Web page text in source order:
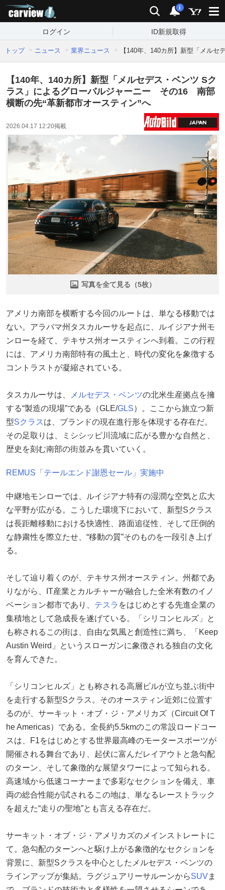
検索 通知
i
ログイン ID新規取得
トップ ニュース 業界ニュース 【140年、140カ所】新型「メル
【140年、140カ所】新型「メルセデス・ベンツ Sク
ラス」によるグローバルジャーニー その16 南部
横断の先“革新都市オースティン”へ
2026.04.17 12:20掲載
写真を全て見る（5枚）
アメリカ南部を横断する今回のルートは、単なる移動では
ない。アラバマ州タスカルーサを起点に、ルイジアナ州モ
ンローを経て、テキサス州オースティンへ到着。この行程
には、アメリカ南部特有の風土と、時代の変化を象徴する
コントラストが凝縮されている。
タスカルーサは、 メルセデス・ベンツの北米生産拠点を擁
する“製造の現場”である（GLE/GLS）。ここから旅立つ新
型Sクラス は、ブランドの現在進行形を体現する存在だ。
その足取りは、ミシシッピ川流域に広がる豊かな自然と、
歴史を刻む南部の街並みを貫いていく。
REMUS「テールエンド謝恩セール」実施中
中継地モンローでは、ルイジアナ特有の湿潤な空気と広大
な平野が広がる。こうした環境下において、新型Sクラス
は長距離移動における快適性、路面追従性、そして圧倒的
な静粛性を際立たせ、“移動の質”そのものを一段引き上げ
る。
そして辿り着くのが、テキサス州オースティン。州都であ
りながら、IT産業とカルチャーが融合した全米有数のイノ
ベーション都市であり、 テスラ をはじめとする先進企業の
集積地として急成長を遂げている。「シリコンヒルズ」と
も称されるこの街は、自由な気風と創造性に満ち、「Keep
Austin Weird」というスローガンに象徴される独自の文化
を育んできた。
「シリコンヒルズ」とも称される高層ビルが立ち並ぶ街中
を走行する新型Sクラス。そのオースティン近郊に位置す
るのが、サーキット・オブ・ジ・アメリカズ（Circuit Of T
he Americas）である。全長約5.5kmのこの常設ロードコー
スは、F1をはじめとする世界最高峰のモータースポーツが
開催される舞台であり、起伏に富んだレイアウトと急勾配
のターン、そして象徴的な展望タワーによって知られる。
高速域から低速コーナーまで多彩なセクションを備え、車
両の総合性能が試されるこの地は、単なるレーストラック
を超えた“走りの聖地”とも言える存在だ。
サーキット・オブ・ジ・アメリカズのメインストレートに
て。急勾配のターンへと駆け上がる象徴的なセクションを
背景に、新型Sクラスを中心としたメルセデス・ベンツの
ラインアップが集結。ラグジュアリーサルーンからSUVま